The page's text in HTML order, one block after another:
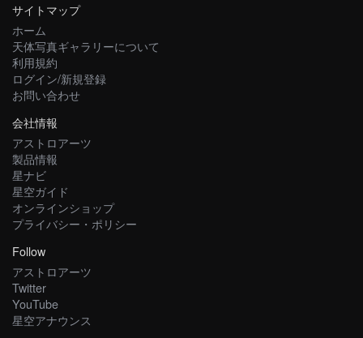
サイトマップ
ホーム
天体写真ギャラリーについて
利用規約
ログイン/新規登録
お問い合わせ
会社情報
アストロアーツ
製品情報
星ナビ
星空ガイド
オンラインショップ
プライバシー・ポリシー
Follow
アストロアーツ
Twitter
YouTube
星空アナウンス